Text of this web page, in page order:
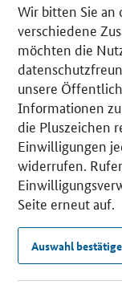
Wir bitten Sie
verschiedene
möchten die
unsere
Informationen
die Pluszeichen
Einwilligungen
widerrufen.
Seite erneut auf.
Auswahl